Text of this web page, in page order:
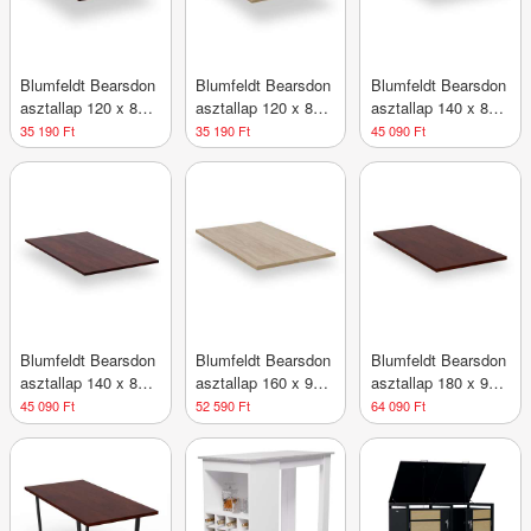
Blumfeldt Bearsdon
asztallap 120 x 80
cm konyhához és
étkezőhöz,
35 190 Ft
Blumfeldt Bearsdon
asztallap 120 x 80
cm konyhához és
étkezőhöz, Tartós
35 190 Ft
Blumfeldt Bearsdon
asztallap 140 x 80
cm konyhába és
étkezőbe,
45 090 Ft
Blumfeldt Bearsdon
asztallap 140 x 80
cm konyhához és
étkezőhöz, Tartós
45 090 Ft
Blumfeldt Bearsdon
asztallap 160 x 90
cm konyhához és
étkezőhöz,
Strapabíró rétegelt
lemez
52 590 Ft
Blumfeldt Bearsdon
asztallap 180 x 90
cm konyhához és
étkezőhöz, Tartós
64 090 Ft